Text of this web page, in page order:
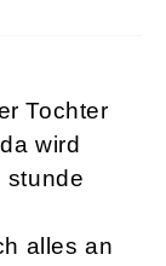
Tochter
wird
stunde
alles an